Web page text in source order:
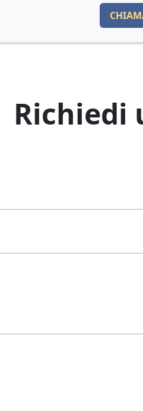
Richiedi